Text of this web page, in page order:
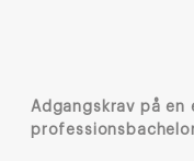
Adgangskrav på en